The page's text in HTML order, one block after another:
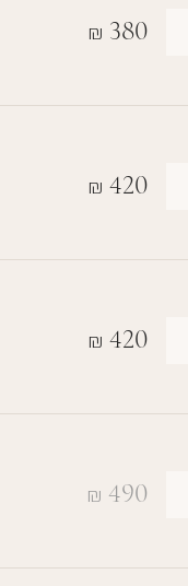
₪ 380
₪ 420
₪ 420
₪ 490